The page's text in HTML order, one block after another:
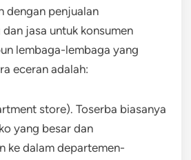
dengan penjualan
jasa untuk konsumen
lembaga-lembaga yang
eceran adalah:
store). Toserba biasanya
yang besar dan
ke dalam departemen-